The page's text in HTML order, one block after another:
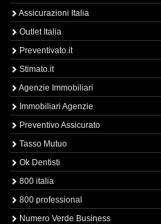
Assicurazioni Italia
Outlet Italia
Preventivato.it
Stimato.it
Agenzie Immobiliari
Immobiliari Agenzie
Preventivo Assicurato
Tasso Mutuo
Ok Dentisti
800 italia
800 professional
Numero Verde Business